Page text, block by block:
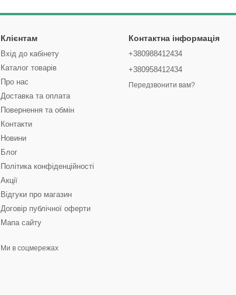
Клієнтам
Вхід до кабінету
Каталог товарів
Про нас
Доставка та оплата
Повернення та обмін
Контакти
Новини
Блог
Політика конфіденційності
Акції
Відгуки про магазин
Договір публічної оферти
Мапа сайту
Ми в соцмережах
Контактна інформація
+380988412434
+380958412434
Передзвонити вам?